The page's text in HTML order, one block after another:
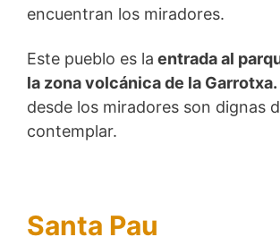
encuentran los miradores.
Este pueblo es la entrada al
la zona volcánica de la Garrotxa.
desde los miradores son dignas
contemplar.
Santa Pau